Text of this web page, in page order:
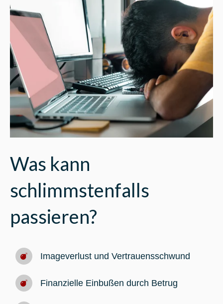
Was kann
schlimmstenfalls
passieren?
Imageverlust und Vertrauensschwund
Finanzielle Einbußen durch Betrug